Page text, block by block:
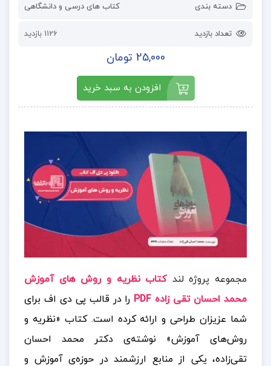
دسته بندی کتاب های درسی و دانشگاهی
تعداد بازدید 1126 بازدید
25,000 تومان
افزودن به سبد خرید
مجموعه پروژه لندکتاب نظریه و روش های آموزش
محمد احسان تقی زاده PDF
را در قالب پی دی اف برای
شما عزیزان طراحی و ارائه کرده است. کتاب «نظریه و
روش‌های آموزش» نوشته‌ی دکتر محمد احسان
تقی‌زاده، یکی از منابع ارزشمند در حوزه‌ی آموزش و